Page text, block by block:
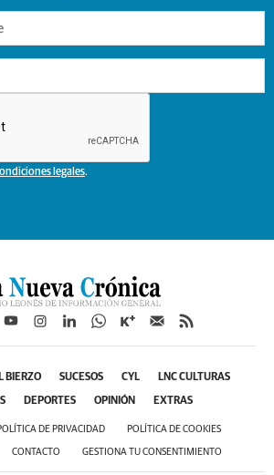
legales.
BIERZO SUCESOS CYL LNC CULTURAS
DEPORTES OPINIÓN EXTRAS
DE PRIVACIDAD POLÍTICA DE COOKIES
CONTACTO GESTIONA TU CONSENTIMIENTO